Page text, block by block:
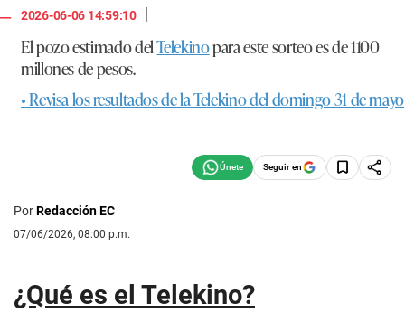
2026-06-06 14:59:10
|
El pozo estimado delTelekinopara este sorteo es de1100
millones de pesos.
• Revisa los resultados de la Telekino del domingo 31 de mayo
Seguir en
PorRedacción EC
07/06/2026, 08:00 p.m.
¿Qué es el Telekino?